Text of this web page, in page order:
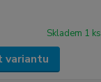
Skladem 1 ks
variantu